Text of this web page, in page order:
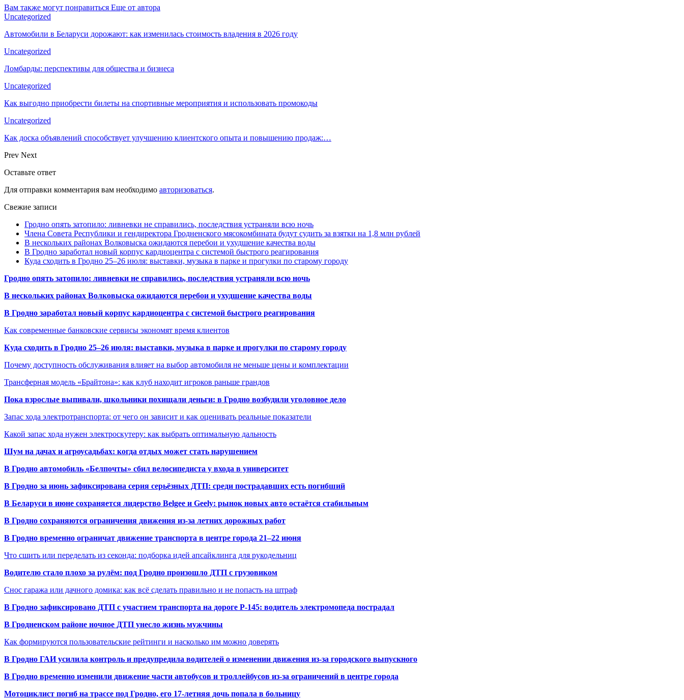
Вам также могут понравиться Еще от автора
Uncategorized
Автомобили в Беларуси дорожают: как изменилась стоимость владения в 2026 году
Uncategorized
Ломбарды: перспективы для общества и бизнеса
Uncategorized
Как выгодно приобрести билеты на спортивные мероприятия и использовать промокоды
Uncategorized
Как доска объявлений способствует улучшению клиентского опыта и повышению продаж:…
Prev Next
Оставьте ответ
Для отправки комментария вам необходимо авторизоваться.
Свежие записи
Гродно опять затопило: ливневки не справились, последствия устраняли всю ночь
Члена Совета Республики и гендиректора Гродненского мясокомбината будут судить за взятки на 1,8 млн рублей
В нескольких районах Волковыска ожидаются перебои и ухудшение качества воды
В Гродно заработал новый корпус кардиоцентра с системой быстрого реагирования
Куда сходить в Гродно 25–26 июля: выставки, музыка в парке и прогулки по старому городу
Гродно опять затопило: ливневки не справились, последствия устраняли всю ночь
В нескольких районах Волковыска ожидаются перебои и ухудшение качества воды
В Гродно заработал новый корпус кардиоцентра с системой быстрого реагирования
Как современные банковские сервисы экономят время клиентов
Куда сходить в Гродно 25–26 июля: выставки, музыка в парке и прогулки по старому городу
Почему доступность обслуживания влияет на выбор автомобиля не меньше цены и комплектации
Трансферная модель «Брайтона»: как клуб находит игроков раньше грандов
Пока взрослые выпивали, школьники похищали деньги: в Гродно возбудили уголовное дело
Запас хода электротранспорта: от чего он зависит и как оценивать реальные показатели
Какой запас хода нужен электроскутеру: как выбрать оптимальную дальность
Шум на дачах и агроусадьбах: когда отдых может стать нарушением
В Гродно автомобиль «Белпочты» сбил велосипедиста у входа в университет
В Гродно за июнь зафиксирована серия серьёзных ДТП: среди пострадавших есть погибший
В Беларуси в июне сохраняется лидерство Belgee и Geely: рынок новых авто остаётся стабильным
В Гродно сохраняются ограничения движения из-за летних дорожных работ
В Гродно временно ограничат движение транспорта в центре города 21–22 июня
Что сшить или переделать из секонда: подборка идей апсайклинга для рукодельниц
Водителю стало плохо за рулём: под Гродно произошло ДТП с грузовиком
Снос гаража или дачного домика: как всё сделать правильно и не попасть на штраф
В Гродно зафиксировано ДТП с участием транспорта на дороге Р-145: водитель электромопеда пострадал
В Гродненском районе ночное ДТП унесло жизнь мужчины
Как формируются пользовательские рейтинги и насколько им можно доверять
В Гродно ГАИ усилила контроль и предупредила водителей о изменении движения из-за городского выпускного
В Гродно временно изменили движение части автобусов и троллейбусов из-за ограничений в центре города
Мотоциклист погиб на трассе под Гродно, его 17-летняя дочь попала в больницу